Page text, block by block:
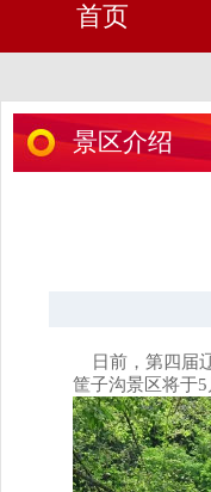
首页
景区介绍
日前，第四届
筐子沟景区将于5